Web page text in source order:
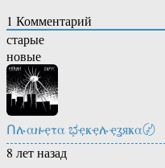
1 Комментарий
старые
новые
Ոሉαዙҿτα ಭҿҝҿሉҿʓяҝα〄
8 лет назад